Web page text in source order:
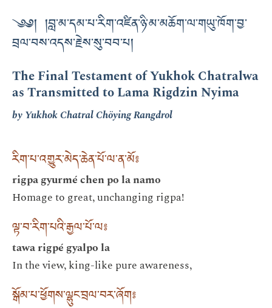
༄༅། །བླ་མ་དམ་པ་རིག་འཛིན་ཉི་མ་མཆོག་ལ་གཡུ་ཁོག་བྱ་
བྲལ་བས་འདས་རྗེས་སུ་བབ་པ།
The Final Testament of Yukhok Chatralwa
as Transmitted to Lama Rigdzin Nyima
by Yukhok Chatral Chöying Rangdrol
རིག་པ་འགྱུར་མེད་ཆེན་པོ་ལ་ན་མོ༔
rigpa gyurmé chen po la namo
Homage to great, unchanging rigpa!
ལྟ་བ་རིག་པའི་རྒྱལ་པོ་ལ༔
tawa rigpé gyalpo la
In the view, king-like pure awareness,
སྒོམ་པ་ཕྱོགས་ལྷུང་བྲལ་བར་ཞོག༔